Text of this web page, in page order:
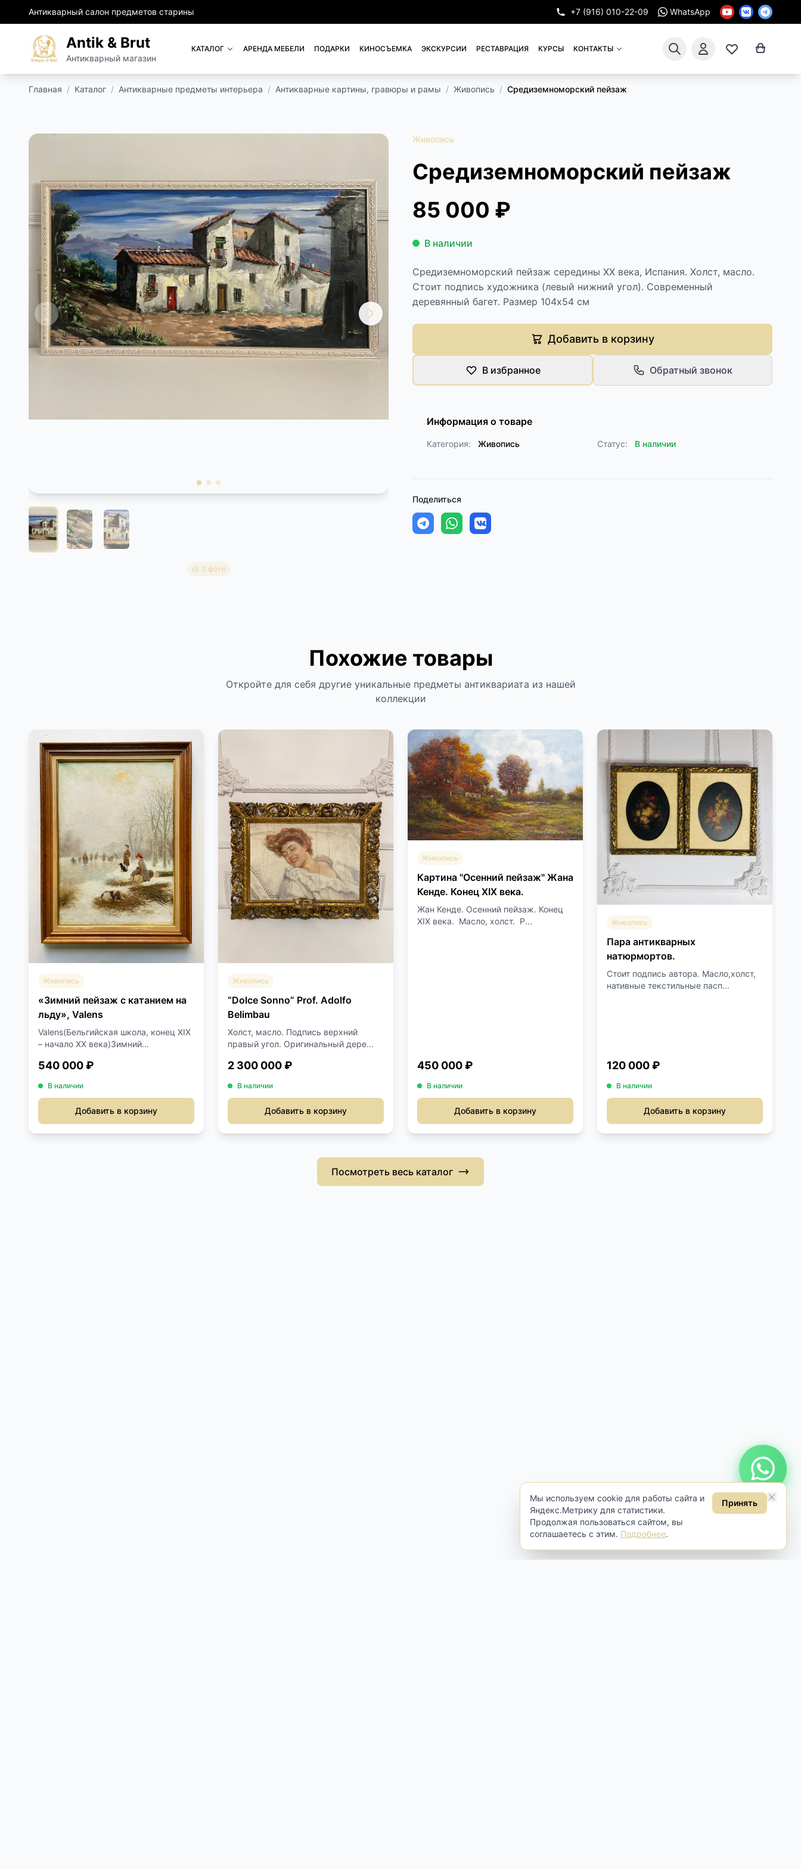
Антикварный салон предметов старины +7 (916) 010-22-09 WhatsApp
Antik & Brut
Антикварный магазин
КАТАЛОГ АРЕНДА МЕБЕЛИ ПОДАРКИ КИНОСЪЕМКА ЭКСКУРСИИ РЕСТАВРАЦИЯ КУРСЫ КОНТАКТЫ
Главная / Каталог / Антикварные предметы интерьера / Антикварные картины, гравюры и рамы / Живопись / Средиземноморский пейзаж
3 фото
Живопись
Средиземноморский пейзаж
85 000 ₽
В наличии
Средиземноморский пейзаж середины XX века, Испания. Холст, масло.
Стоит подпись художника (левый нижний угол). Современный
деревянный багет. Размер 104х54 см
Добавить в корзину
В избранное Обратный звонок
Информация о товаре
Категория: Живопись Статус: В наличии
Поделиться
Похожие товары
Откройте для себя другие уникальные предметы антиквариата из нашей
коллекции
Живопись
«Зимний пейзаж с катанием на
льду», Valens
Valens(Бельгийская школа, конец XIX
– начало XX века)Зимний...
540 000 ₽
В наличии
Добавить в корзину
Живопись
“Dolce Sonno” Prof. Adolfo
Belimbau
Холст, масло. Подпись верхний
правый угол. Оригинальный дере...
2 300 000 ₽
В наличии
Добавить в корзину
Живопись
Картина "Осенний пейзаж" Жана
Кенде. Конец XIX века.
Жан Кенде. Осенний пейзаж. Конец
XIX века. Масло, холст. Р...
450 000 ₽
В наличии
Добавить в корзину
Живопись
Пара антикварных
натюрмортов.
Стоит подпись автора. Масло,холст,
нативные текстильные пасп...
120 000 ₽
В наличии
Добавить в корзину
Посмотреть весь каталог
Мы используем cookie для работы сайта и
Яндекс.Метрику для статистики.
Продолжая пользоваться сайтом, вы
соглашаетесь с этим. Подробнее.
Принять